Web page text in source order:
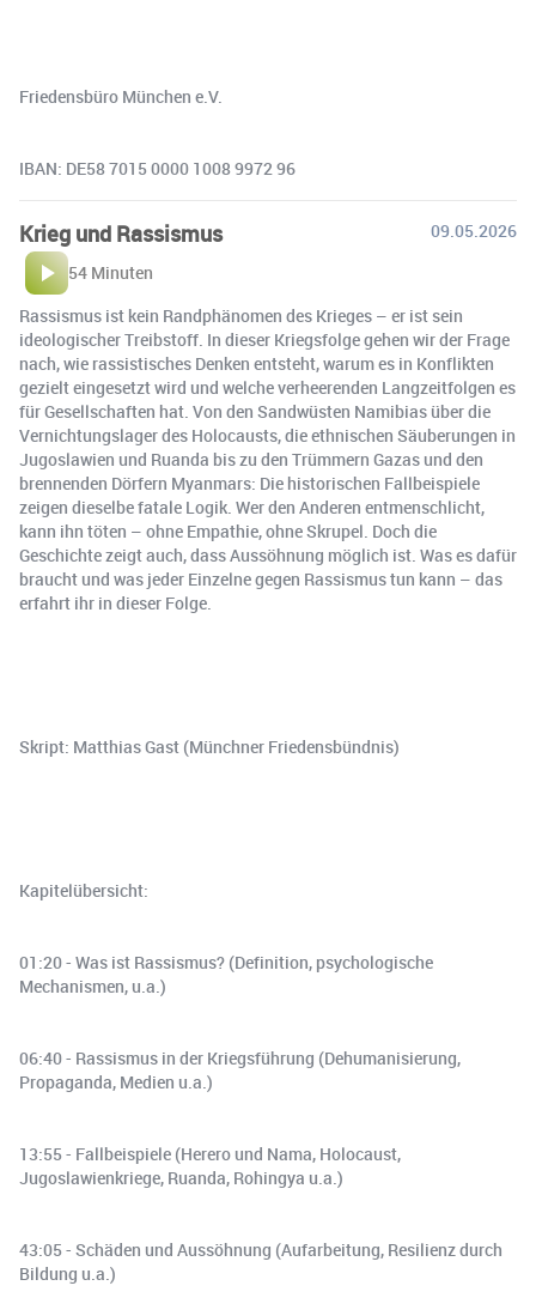
Friedensbüro München e.V.
IBAN: DE58 7015 0000 1008 9972 96
Krieg und Rassismus
09.05.2026
54 Minuten
Rassismus ist kein Randphänomen des Krieges – er ist sein
ideologischer Treibstoff. In dieser Kriegsfolge gehen wir der Frage
nach, wie rassistisches Denken entsteht, warum es in Konflikten
gezielt eingesetzt wird und welche verheerenden Langzeitfolgen es
für Gesellschaften hat. Von den Sandwüsten Namibias über die
Vernichtungslager des Holocausts, die ethnischen Säuberungen in
Jugoslawien und Ruanda bis zu den Trümmern Gazas und den
brennenden Dörfern Myanmars: Die historischen Fallbeispiele
zeigen dieselbe fatale Logik. Wer den Anderen entmenschlicht,
kann ihn töten – ohne Empathie, ohne Skrupel. Doch die
Geschichte zeigt auch, dass Aussöhnung möglich ist. Was es dafür
braucht und was jeder Einzelne gegen Rassismus tun kann – das
erfahrt ihr in dieser Folge.
Skript: Matthias Gast (Münchner Friedensbündnis)
Kapitelübersicht:
01:20 - Was ist Rassismus? (Definition, psychologische
Mechanismen, u.a.)
06:40 - Rassismus in der Kriegsführung (Dehumanisierung,
Propaganda, Medien u.a.)
13:55 - Fallbeispiele (Herero und Nama, Holocaust,
Jugoslawienkriege, Ruanda, Rohingya u.a.)
43:05 - Schäden und Aussöhnung (Aufarbeitung, Resilienz durch
Bildung u.a.)